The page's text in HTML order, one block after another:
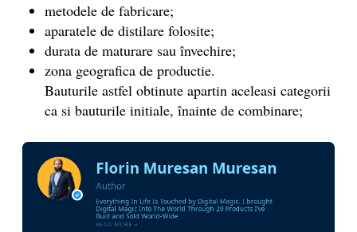
metodele de fabricare;
aparatele de distilare folosite;
durata de maturare sau învechire;
zona geografica de productie.
Bauturile astfel obtinute apartin aceleasi categorii
ca si bauturile initiale, înainte de combinare;